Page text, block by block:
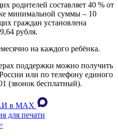
родителей составляет 40 % от
минимальной суммы – 10
граждан установлена
рубля.
на каждого ребёнка.
поддержки можно получить
или по телефону единого
(звонок бесплатный).
в MAХ
для печати